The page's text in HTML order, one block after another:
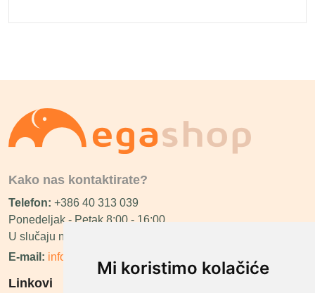
Mi koristimo kolačiće
Kako nas kontaktirate?
Telefon: +386 40 313 039
Ponedeljak - Petak 8:00 - 16:00
U slučaju neraspoloživosti ćemo vas nazvati.
E-mail: info@megashop.hr
Linkovi